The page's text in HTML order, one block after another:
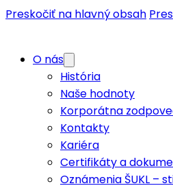
Preskočiť na hlavný obsah
O nás
História
Naše hodnoty
Korporátna
Kontakty
Kariéra
Certifikáty a
Oznámenia ŠUKL –